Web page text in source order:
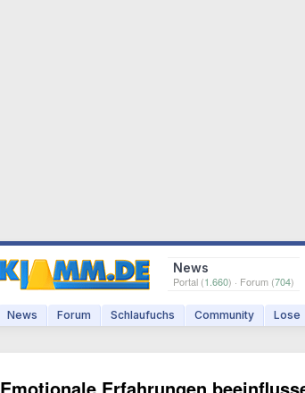
News
Portal (1.660) · Forum (704)
News Forum Schlaufuchs Community Lose